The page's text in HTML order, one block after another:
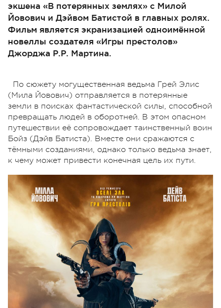
экшена «В потерянных землях» с Милой
Йовович и Дэйвом Батистой в главных ролях.
Фильм является экранизацией одноимённой
новеллы создателя «Игры престолов»
Джорджа Р.Р. Мартина.
По сюжету могущественная ведьма Грей Элис
(Мила Йовович) отправляется в потерянные
земли в поисках фантастической силы, способной
превращать людей в оборотней. В этом опасном
путешествии её сопровождает таинственный воин
Бойз (Дэйв Батиста). Вместе они сражаются с
тёмными созданиями, однако только ведьма знает,
к чему может привести конечная цель их пути.